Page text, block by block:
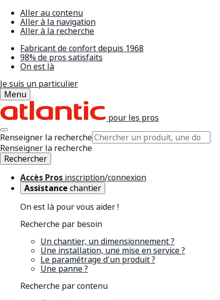
Aller au contenu
Aller à la navigation
Aller à la recherche
Fabricant de confort depuis 1968
98% de pros satisfaits
On est là
Je suis un particulier
Menu
pour les pros
Renseigner la recherche
Renseigner la recherche
Rechercher
Accès Pros inscription/connexion
Assistance chantier
On est là pour vous aider !
Recherche par besoin
Un chantier, un dimensionnement ?
Une installation, une mise en service ?
Le paramétrage d'un produit ?
Une panne ?
Recherche par contenu